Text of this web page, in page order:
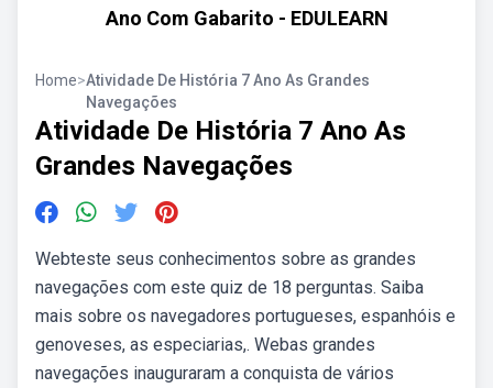
Ano Com Gabarito - EDULEARN
Home>Atividade De História 7 Ano As Grandes
Navegações
Atividade De História 7 Ano As
Grandes Navegações
Webteste seus conhecimentos sobre as grandes
navegações com este quiz de 18 perguntas. Saiba
mais sobre os navegadores portugueses, espanhóis e
genoveses, as especiarias,. Webas grandes
navegações inauguraram a conquista de vários